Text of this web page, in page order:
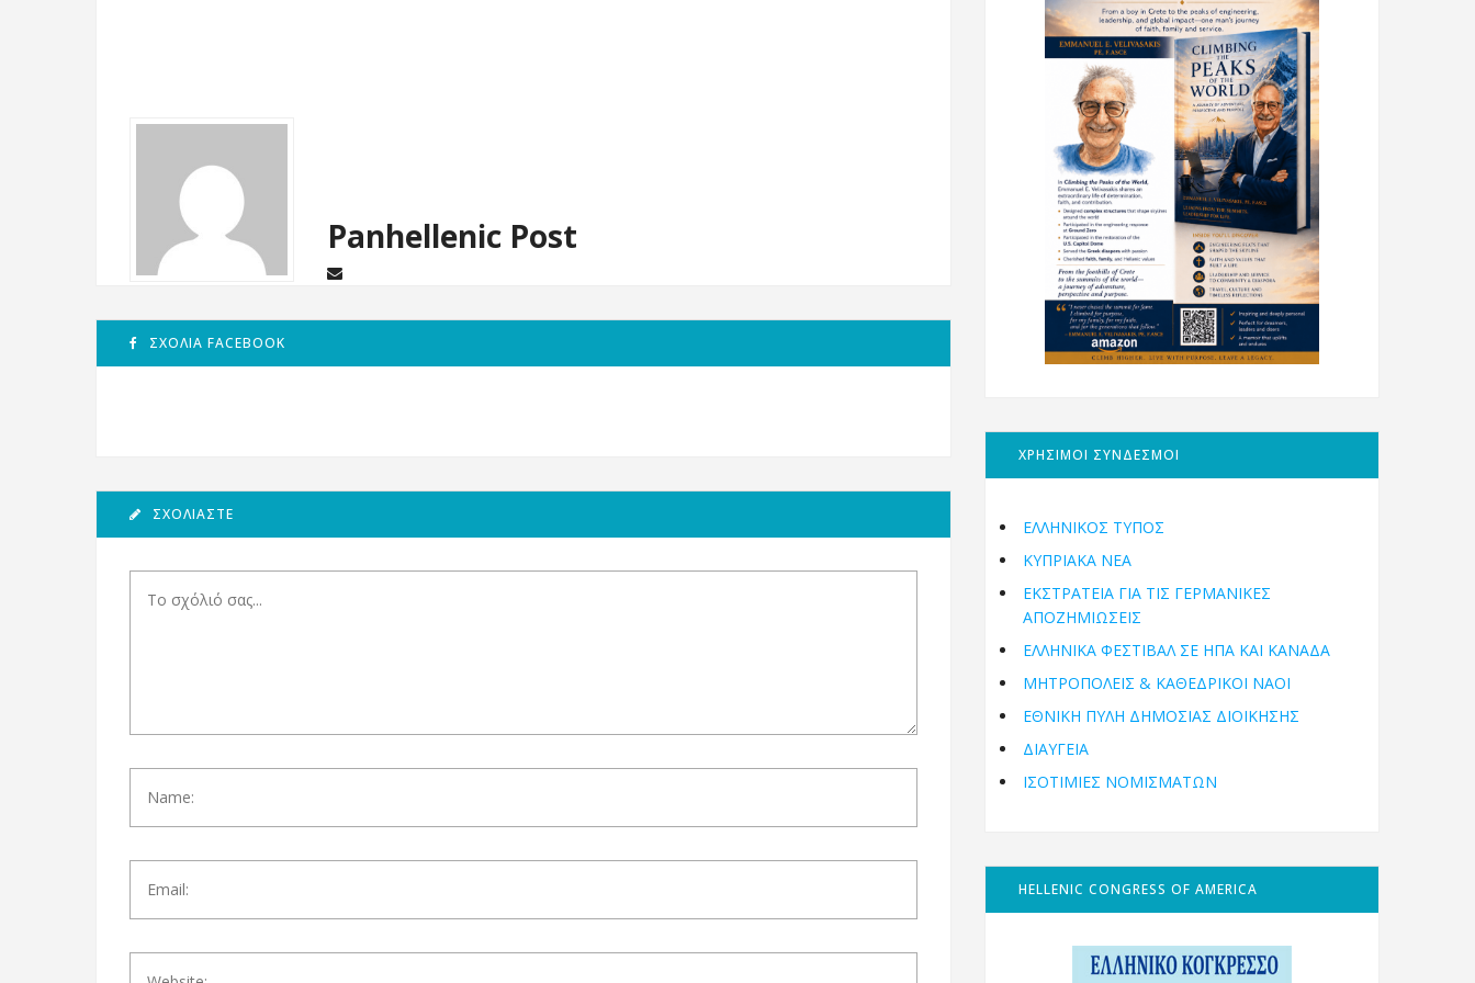
Panhellenic Post
ΣΧΌΛΙΑ FACEBOOK
ΣΧΟΛΙΆΣΤΕ
ΧΡΗΣΙΜΟΙ ΣΥΝΔΕΣΜΟΙ
ΕΛΛΗΝΙΚΟΣ ΤΥΠΟΣ
ΚΥΠΡΙΑΚΑ ΝΕΑ
ΕΚΣΤΡΑΤΕΙΑ ΓΙΑ ΤΙΣ ΓΕΡΜΑΝΙΚΕΣ
ΑΠΟΖΗΜΙΩΣΕΙΣ
ΕΛΛΗΝΙΚΆ ΦΕΣΤΙΒΆΛ ΣΕ ΗΠΑ ΚΑΙ ΚΑΝΑΔΑ
ΜΗΤΡΟΠΌΛΕΙΣ & ΚΑΘΕΔΡΙΚΟΊ ΝΑΟΊ
ΕΘΝΙΚΉ ΠΎΛΗ ΔΗΜΌΣΙΑΣ ΔΙΟΊΚΗΣΗΣ
ΔΙΑΥΓΕΙΑ
ΙΣΟΤΙΜΙΕΣ ΝΟΜΙΣΜΑΤΩΝ
HELLENIC CONGRESS OF AMERICA